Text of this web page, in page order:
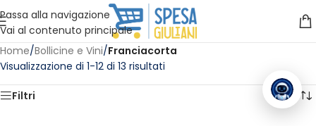
Passa alla navigazione
Vai al contenuto principale
Vuoi assistenza?Clicca qui e ti richiamiamo noi
Home/Bollicine e Vini/Franciacorta
Visualizzazione di 1-12 di 13 risultati
Filtri